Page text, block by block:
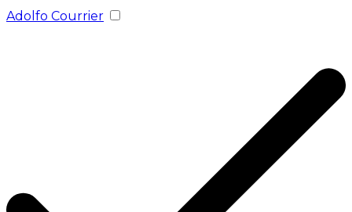
Adolfo Courrier